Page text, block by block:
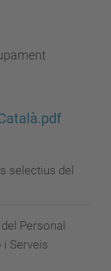
selectius del
Personal
i Serveis